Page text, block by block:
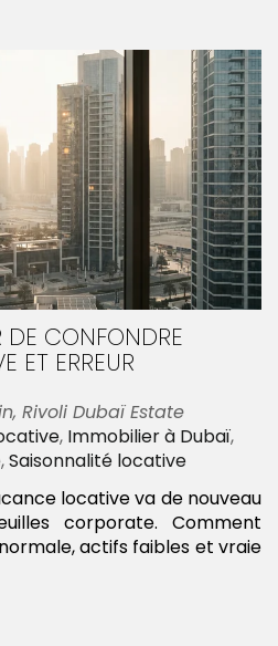
DE CONFONDRE
ET ERREUR
Rivoli Dubaï Estate
, Immobilier à Dubaï,
,Saisonnalité locative
locative va de nouveau
corporate. Comment
actifs faibles et vraie